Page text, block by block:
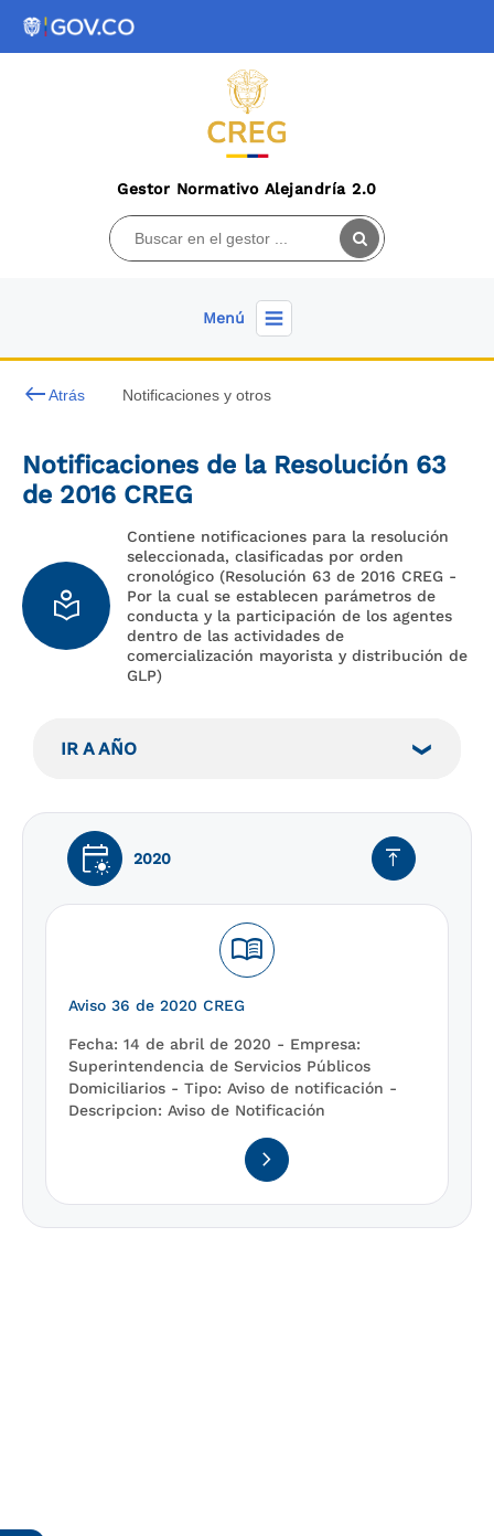
Gestor Normativo Alejandría 2.0
Menú
keyboard_backspaceAtrás Notificaciones y otros
local_library
Notificaciones de la Resolución 63
de 2016 CREG
Contiene notificaciones para la resolución
seleccionada, clasificadas por orden
cronológico (Resolución 63 de 2016 CREG -
Por la cual se establecen parámetros de
conducta y la participación de los agentes
dentro de las actividades de
comercialización mayorista y distribución de
GLP)
IR A AÑO
early_on 2020 vertical_align_top
menu_book
Aviso 36 de 2020 CREG
Fecha: 14 de abril de 2020 - Empresa:
Superintendencia de Servicios Públicos
Domiciliarios - Tipo: Aviso de notificación -
Descripcion: Aviso de Notificación
navigate_next